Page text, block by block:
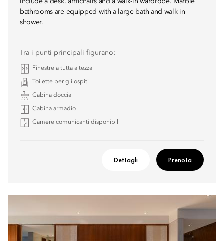
bathrooms are equipped with a large bath and walk-in
shower.
Tra i punti principali figurano:
Finestre a tutta altezza
Toilette per gli ospiti
Cabina doccia
Cabina armadio
Camere comunicanti disponibili
Dettagli Prenota